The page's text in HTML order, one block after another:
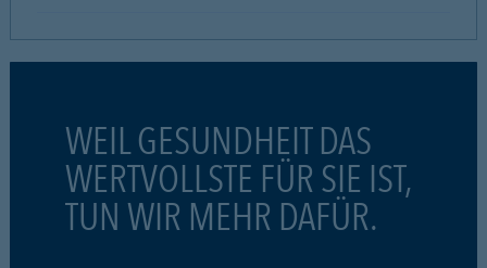
WEIL GESUNDHEIT DAS
WERTVOLLSTE FÜR SIE IST,
TUN WIR MEHR DAFÜR.